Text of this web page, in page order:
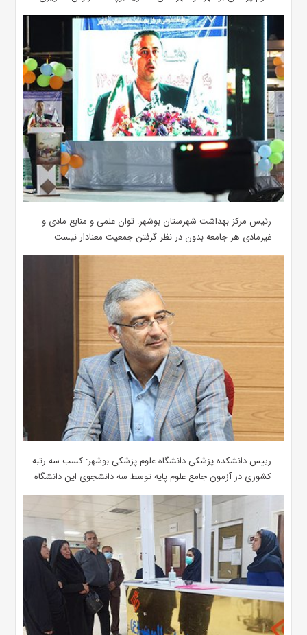
رئیس مرکز بهداشت شهرستان بوشهر: توان علمی و منابع مادی و
غیرمادی هر جامعه بدون در نظر گرفتن جمعیت معنادار نیست
رییس دانشکده پزشکی دانشگاه علوم پزشکی بوشهر: کسب سه رتبه
کشوری در آزمون جامع علوم پایه توسط سه دانشجوی این دانشگاه